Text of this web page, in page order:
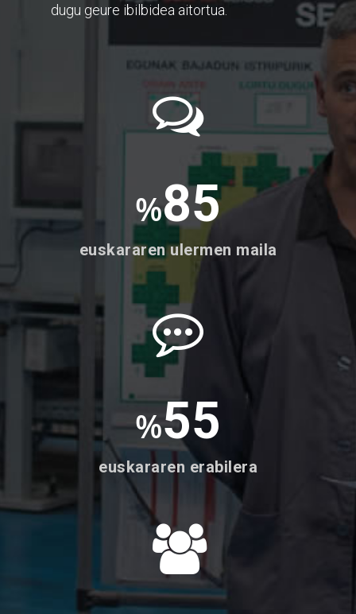
dugu geure ibilbidea aitortua.
%85
euskararen ulermen maila
%55
euskararen erabilera